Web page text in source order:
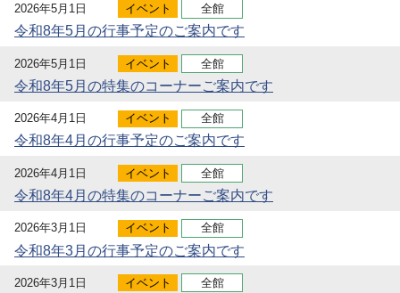
2026年5月1日 イベント 全館
令和8年5月の行事予定のご案内です
2026年5月1日 イベント 全館
令和8年5月の特集のコーナーご案内です
2026年4月1日 イベント 全館
令和8年4月の行事予定のご案内です
2026年4月1日 イベント 全館
令和8年4月の特集のコーナーご案内です
2026年3月1日 イベント 全館
令和8年3月の行事予定のご案内です
2026年3月1日 イベント 全館